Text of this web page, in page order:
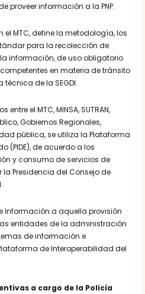
proveer información a la PNP.
el MTC, define la metodología, los
para la recolección de
información, de uso obligatorio
en materia de tránsito
de la SEGDI.
el MTC, MINSA, SUTRAN,
Gobiernos Regionales,
pública, se utiliza la Plataforma
(PIDE), de acuerdo a los
y consumo de servicios de
Presidencia del Consejo de
Información a aquella provisión
entidades de la administración
de información e
de Interoperabilidad del
a cargo de la Policía